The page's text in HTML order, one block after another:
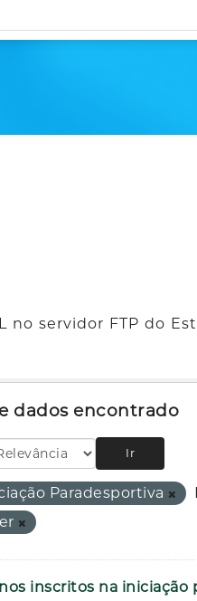
no servidor FTP do
dados encontrado
Ir
Paradesportiva
inscritos na